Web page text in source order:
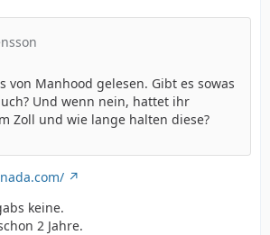
von Manhood gelesen. Gibt es sowas
Und wenn nein, hattet ihr
Zoll und wie lange halten diese?
keine.
2 Jahre.